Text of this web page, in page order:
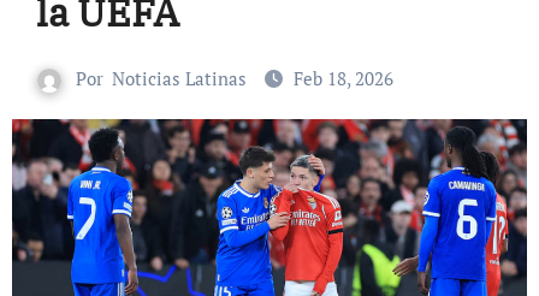
la UEFA
Por Noticias Latinas Feb 18, 2026